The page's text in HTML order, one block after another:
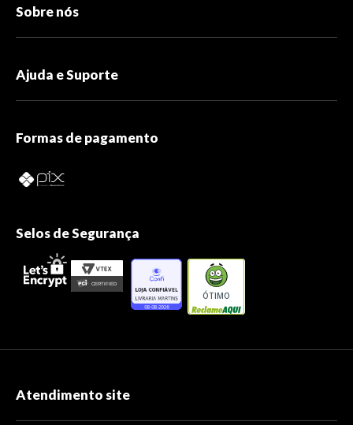
Sobre nós
Ajuda e Suporte
Formas de pagamento
Selos de Segurança
ÓTIMO
Atendimento site